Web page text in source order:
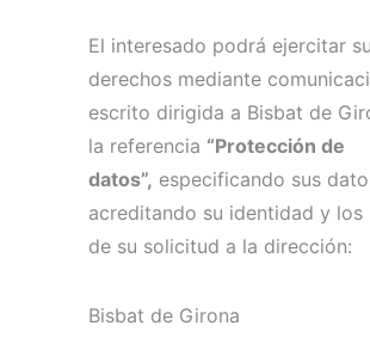
El interesado podrá ejercitar
derechos mediante
escrito dirigida a Bisbat de
la referencia “Protección de
datos”, especificando sus
acreditando su identidad y los
de su solicitud a la dirección:
Bisbat de Girona